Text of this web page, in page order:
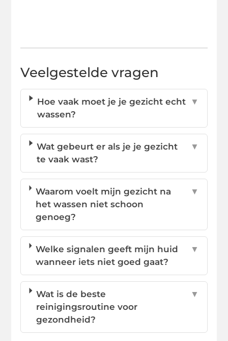
Veelgestelde vragen
Hoe vaak moet je je gezicht echt
wassen?
▼
Wat gebeurt er als je je gezicht
te vaak wast?
▼
Waarom voelt mijn gezicht na
het wassen niet schoon
genoeg?
▼
Welke signalen geeft mijn huid
wanneer iets niet goed gaat?
▼
Wat is de beste
reinigingsroutine voor
gezondheid?
▼